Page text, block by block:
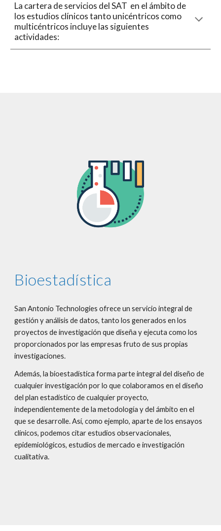
La cartera de servicios del SAT  en el ámbito de
los estudios clínicos tanto unicéntricos como
multicéntricos incluye las siguientes
actividades:
Bioestadística
San Antonio Technologies ofrece un servicio integral de
gestión y análisis de datos, tanto los generados en los
proyectos de investigación que diseña y ejecuta como los
proporcionados por las empresas fruto de sus propias
investigaciones.
Además, la bioestadística forma parte integral del diseño de
cualquier investigación por lo que colaboramos en el diseño
del plan estadístico de cualquier proyecto,
independientemente de la metodología y del ámbito en el
que se desarrolle. Así, como ejemplo, aparte de los ensayos
clínicos, podemos citar estudios observacionales,
epidemiológicos, estudios de mercado e investigación
cualitativa.